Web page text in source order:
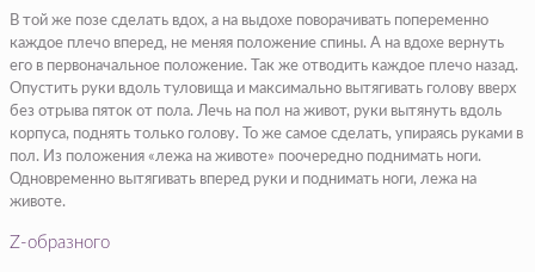
В той же позе сделать вдох, а на выдохе поворачивать попеременно
каждое плечо вперед, не меняя положение спины. А на вдохе вернуть
его в первоначальное положение. Так же отводить каждое плечо назад.
Опустить руки вдоль туловища и максимально вытягивать голову вверх
без отрыва пяток от пола. Лечь на пол на живот, руки вытянуть вдоль
корпуса, поднять только голову. То же самое сделать, упираясь руками в
пол. Из положения «лежа на животе» поочередно поднимать ноги.
Одновременно вытягивать вперед руки и поднимать ноги, лежа на
животе.
Z-образного